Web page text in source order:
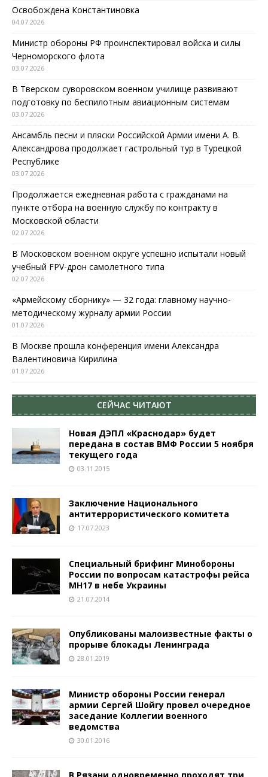
Освобождена Константиновка
04.07.2026
Министр обороны РФ проинспектировал войска и силы
Черноморского флота
03.07.2026
В Тверском суворовском военном училище развивают
подготовку по беспилотным авиационным системам
03.07.2026
Ансамбль песни и пляски Российской Армии имени А. В.
Александрова продолжает гастрольный тур в Турецкой
Республике
03.07.2026
Продолжается ежедневная работа с гражданами на
пункте отбора на военную службу по контракту в
Московской области
02.07.2026
В Московском военном округе успешно испытали новый
учебный FPV-дрон самолетного типа
02.07.2026
«Армейскому сборнику» — 32 года: главному научно-
методическому журналу армии России
01.07.2026
В Москве прошла конференция имени Александра
Валентиновича Кирилина
01.07.2026
СЕЙЧАС ЧИТАЮТ
Новая ДЭПЛ «Краснодар» будет
передана в состав ВМФ России 5 ноября
текущего года
03.11.2015
Заключение Национального
антитеррористического комитета
17.07.2023
Специальный брифинг Минобороны
России по вопросам катастрофы рейса
MH17 в небе Украины
21.07.2014
Опубликованы малоизвестные факты о
прорыве блокады Ленинграда
28.01.2019
Министр обороны России генерал
армии Сергей Шойгу провел очередное
заседание Коллегии военного
ведомства
30.01.2016